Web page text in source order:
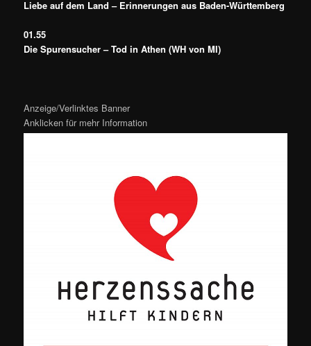
Liebe auf dem Land – Erinnerungen aus Baden-Württemberg
01.55
Die Spurensucher – Tod in Athen (WH von MI)
Anzeige/Verlinktes Banner
Anklicken für mehr Information